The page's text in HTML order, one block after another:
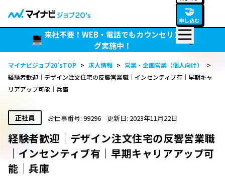
🤝
申し込む
来社不要！WEB・電話でもカウンセリン
グ実施中！
マイナビジョブ20’sTOP > 求人情報 > 営業・企画営業（個人向け）
>
経験者歓迎｜デザイン注文住宅の反響営業職｜インセンティブ有｜早期キャ
リアアップ可能｜兵庫
正社員 お仕事番号: 99296 更新日: 2023年11月22日
経験者歓迎｜デザイン注文住宅の反響営業職
｜インセンティブ有｜早期キャリアアップ可
能｜兵庫